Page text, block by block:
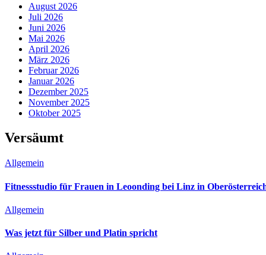
August 2026
Juli 2026
Juni 2026
Mai 2026
April 2026
März 2026
Februar 2026
Januar 2026
Dezember 2025
November 2025
Oktober 2025
Versäumt
Allgemein
Fitnessstudio für Frauen in Leoonding bei Linz in
Allgemein
Was jetzt für Silber und Platin spricht